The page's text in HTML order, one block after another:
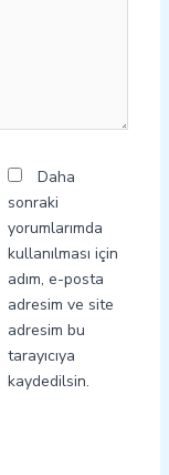
Daha
sonraki
yorumlarımda
kullanılması için
adım, e-posta
adresim ve site
adresim bu
tarayıcıya
kaydedilsin.